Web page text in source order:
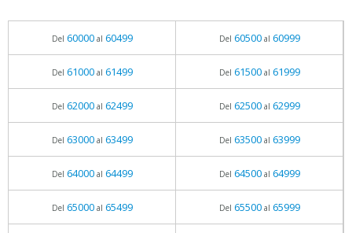
Del 60000al 60499 Del 60500al 60999
Del 61000al 61499 Del 61500al 61999
Del 62000al 62499 Del 62500al 62999
Del 63000al 63499 Del 63500al 63999
Del 64000al 64499 Del 64500al 64999
Del 65000al 65499 Del 65500al 65999